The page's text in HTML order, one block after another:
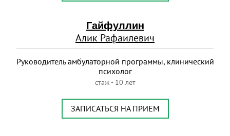
Гайфуллин
Алик Рафаилевич
Руководитель амбулаторной программы, клинический
психолог
стаж - 10 лет
ЗАПИСАТЬСЯ НА ПРИЕМ